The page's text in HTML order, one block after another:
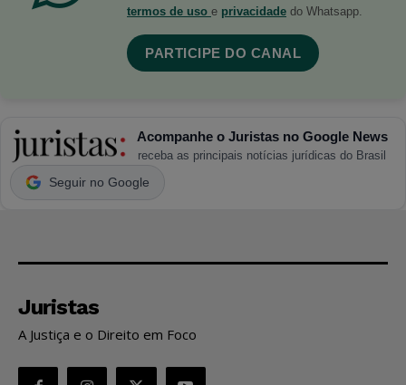
termos de uso e privacidade do Whatsapp.
PARTICIPE DO CANAL
Acompanhe o Juristas no Google News
receba as principais notícias jurídicas do Brasil
Seguir no Google
Juristas
A Justiça e o Direito em Foco